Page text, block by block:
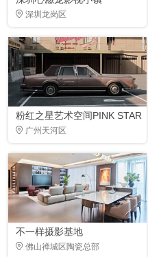
深圳龙岗区
粉红之星艺术空间PINK STAR
广州天河区
不一样摄影基地
佛山禅城区陶瓷总部